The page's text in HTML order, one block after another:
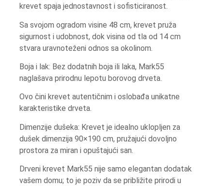
krevet spaja jednostavnost i sofisticiranost.
Sa svojom ogradom visine 48 cm, krevet pruža
sigurnost i udobnost, dok visina od tla od 14 cm
stvara uravnoteženi odnos sa okolinom.
Boja i lak: Bez dodatnih boja ili laka, Mark55
naglašava prirodnu lepotu borovog drveta.
Ovo čini krevet autentičnim i oslobađa unikatne
karakteristike drveta.
Dimenzije dušeka: Krevet je idealno uklopljen za
dušek dimenzija 90×190 cm, pružajući dovoljno
prostora za miran i opuštajući san.
Drveni krevet Mark55 nije samo elegantan dodatak
vašem domu; to je poziv da se približite prirodi u